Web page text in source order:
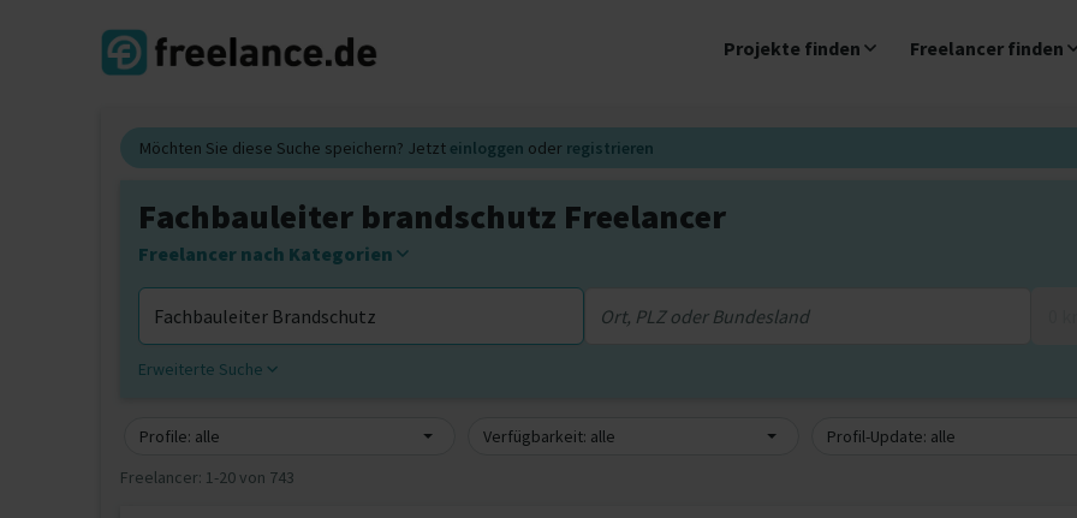
Projekte finden Freelancer finden
Möchten Sie diese Suche speichern? Jetzt einloggen oder registrieren
Fachbauleiter brandschutz Freelancer
Freelancer nach Kategorien
Erweiterte Suche
Profile: alle Verfügbarkeit: alle Profil-Update: alle
Freelancer: 1-20 von 743